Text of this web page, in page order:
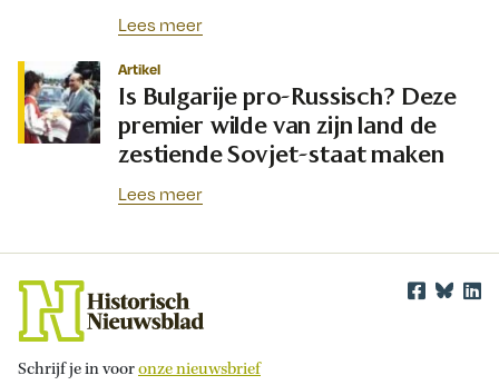
Lees meer
Artikel
Is Bulgarije pro-Russisch? Deze
premier wilde van zijn land de
zestiende Sovjet-staat maken
Lees meer
Schrijf je in vooronze nieuwsbrief